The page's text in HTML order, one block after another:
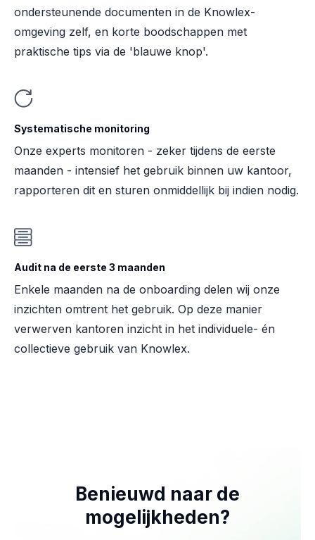
ondersteunende documenten in de Knowlex-
omgeving zelf, en korte boodschappen met
praktische tips via de 'blauwe knop'.
Systematische monitoring
Onze experts monitoren - zeker tijdens de eerste
maanden - intensief het gebruik binnen uw kantoor,
rapporteren dit en sturen onmiddellijk bij indien nodig.
Audit na de eerste 3 maanden
Enkele maanden na de onboarding delen wij onze
inzichten omtrent het gebruik. Op deze manier
verwerven kantoren inzicht in het individuele- én
collectieve gebruik van Knowlex.
Benieuwd naar de
mogelijkheden?